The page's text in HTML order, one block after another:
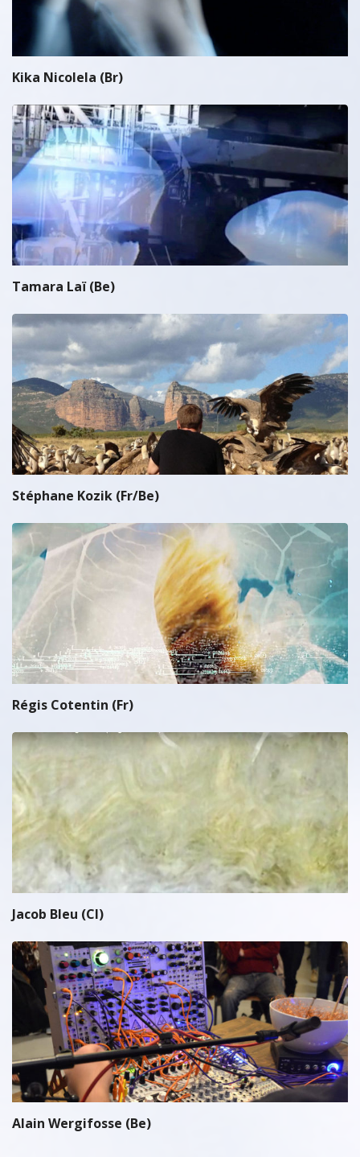
Kika Nicolela (Br)
Tamara Laï (Be)
Stéphane Kozik (Fr/Be)
Régis Cotentin (Fr)
Jacob Bleu (CI)
Alain Wergifosse (Be)